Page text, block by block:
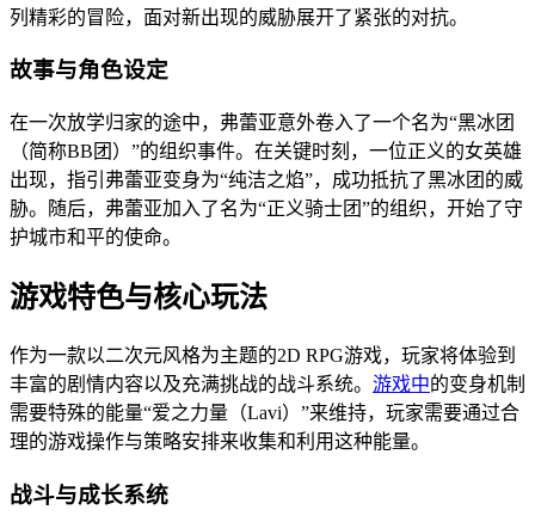
列精彩的冒险，面对新出现的威胁展开了紧张的对抗。
故事与角色设定
在一次放学归家的途中，弗蕾亚意外卷入了一个名为“黑冰团
（简称BB团）”的组织事件。在关键时刻，一位正义的女英雄
出现，指引弗蕾亚变身为“纯洁之焰”，成功抵抗了黑冰团的威
胁。随后，弗蕾亚加入了名为“正义骑士团”的组织，开始了守
护城市和平的使命。
游戏特色与核心玩法
作为一款以二次元风格为主题的2D RPG游戏，玩家将体验到
丰富的剧情内容以及充满挑战的战斗系统。 游戏中的变身机制
需要特殊的能量“爱之力量（Lavi）”来维持，玩家需要通过合
理的游戏操作与策略安排来收集和利用这种能量。
战斗与成长系统